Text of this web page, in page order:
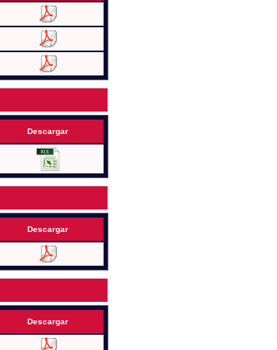
Descargar
Descargar
Descargar